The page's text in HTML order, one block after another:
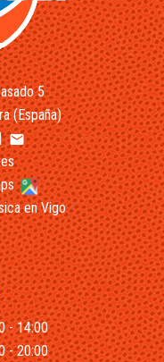
5
(España)
email
en Vigo
- 14:00
- 20:00